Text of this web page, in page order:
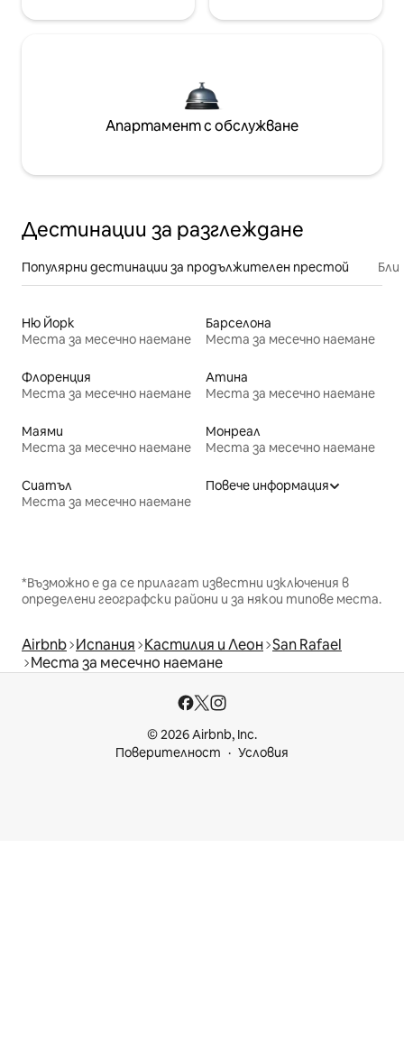
Апартамент с обслужване
Дестинации за разглеждане
Популярни дестинации за продължителен престой
Ню Йорк
Места за месечно наемане
Барселона
Места за месечно наемане
Флоренция
Места за месечно наемане
Атина
Места за месечно наемане
Маями
Места за месечно наемане
Монреал
Места за месечно наемане
Сиатъл
Места за месечно наемане
Повече информация
*Възможно е да се прилагат известни изключения в
определени географски райони и за някои типове места.
Airbnb Испания Кастилия и Леон San Rafael
Места за месечно наемане
© 2026 Airbnb, Inc.
Поверителност
Условия